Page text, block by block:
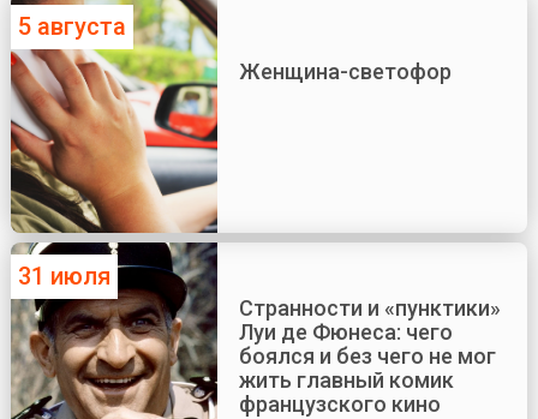
5 августа
Женщина-светофор
31 июля
Странности и «пунктики»
Луи де Фюнеса: чего
боялся и без чего не мог
жить главный комик
французского кино